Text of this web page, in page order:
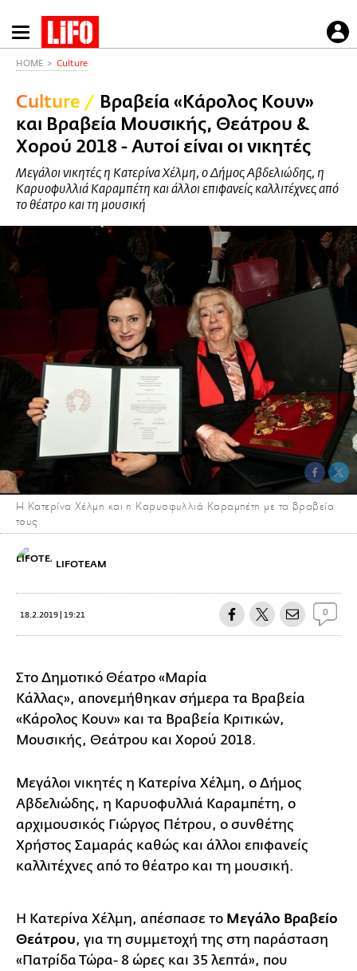
Παράκαμψη
προς
περιεχόμενο
HOME Culture
Culture / Βραβεία «Κάρολος Κουν»
και Βραβεία Μουσικής, Θεάτρου &
Χορού 2018 - Αυτοί είναι οι νικητές
Μεγάλοι νικητές η Κατερίνα Χέλμη, ο Δήμος Αβδελιώδης, η
Καρυοφυλλιά Καραμπέτη και άλλοι επιφανείς καλλιτέχνες από
το θέατρο και τη μουσική
H Κατερίνα Χέλμη και η Καρυοφυλλιά Καραμπέτη με τα βραβεία
τους
LIFOTEAM
18.2.2019 | 19:21 0
Στο Δημοτικό Θέατρο «Μαρία
Κάλλας», απονεμήθηκαν σήμερα τα Βραβεία
«Κάρολος Κουν» και τα Βραβεία Κριτικών,
Μουσικής, Θεάτρου και Χορού 2018.
Μεγάλοι νικητές η Κατερίνα Χέλμη, ο Δήμος
Αβδελιώδης, η Καρυοφυλλιά Καραμπέτη, ο
αρχιμουσικός Γιώργος Πέτρου, ο συνθέτης
Χρήστος Σαμαράς καθώς και άλλοι επιφανείς
καλλιτέχνες από το θέατρο και τη μουσική.
Η Κατερίνα Χέλμη, απέσπασε το Μεγάλο Βραβείο
Θεάτρου, για τη συμμετοχή της στη παράσταση
«Πατρίδα Τώρα- 8 ώρες και 35 λεπτά», που